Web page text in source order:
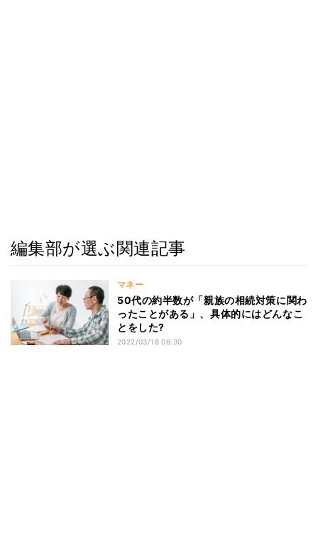
編集部が選ぶ関連記事
マネー
50代の約半数が「親族の相続対策に関わ
ったことがある」、具体的にはどんなこ
とをした?
2022/03/18 06:30